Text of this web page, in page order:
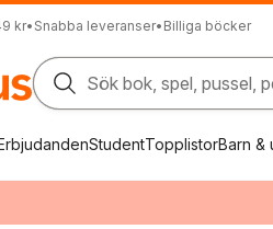
kr• Snabba leveranser• Billiga böcker
Sök bok, spel, pussel,
StudentTopplistorBarn &